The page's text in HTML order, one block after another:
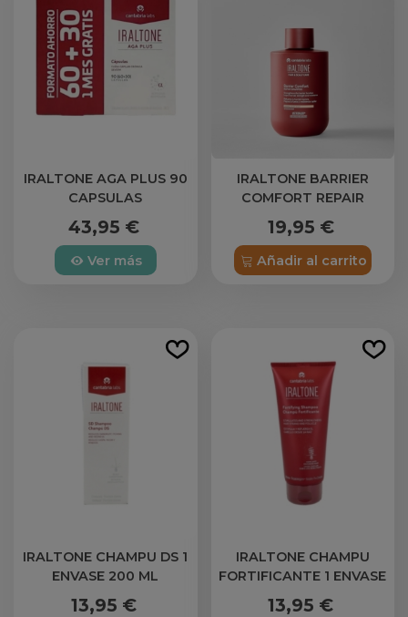
IRALTONE AGA PLUS 90
CAPSULAS
43,95 €
Ver más
IRALTONE BARRIER
COMFORT REPAIR
250 ML
19,95 €
Añadir al carrito
IRALTONE CHAMPU DS 1
ENVASE 200 ML
13,95 €
IRALTONE CHAMPU
FORTIFICANTE 1 ENVASE
200 ML
13,95 €